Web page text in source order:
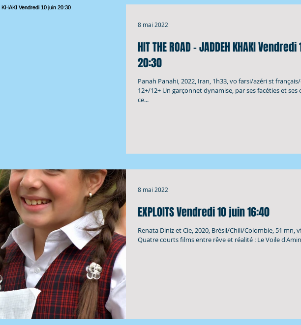
HIT THE ROAD – JADDEH KHAKI Vendredi 10 juin
20:30
Panah Panahi, 2022, Iran, 1h33, vo farsi/azéri st français/
12+/12+ Un garçonnet dynamise, par ses facéties et ses
ce...
8 mai 2022
EXPLOITS Vendredi 10 juin 16:40
Renata Diniz et Cie, 2020, Brésil/Chili/Colombie, 51 mn,
Quatre courts films entre rêve et réalité : Le Voile
8 mai 2022